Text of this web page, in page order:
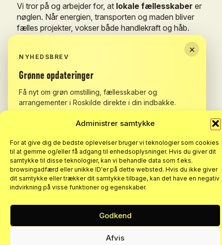
Administrer samtykke
For at give dig de bedste oplevelser bruger vi teknologier som cookies
til at gemme og/eller få adgang til enhedsoplysninger. Hvis du giver dit
samtykke til disse teknologier, kan vi behandle data som f.eks.
browsingadfærd eller unikke ID'er på dette websted. Hvis du ikke giver
dit samtykke eller trækker dit samtykke tilbage, kan det have en negativ
indvirkning på visse funktioner og egenskaber.
Godkend
Afvis
Vi tror på og arbejder for, at lokale fællesskaber er
nøglen. Når energien, transporten og maden bliver
fælles projekter, vokser både handlekraft og håb.
borgere
samarbejde at
Kommunen kan ikke gøre
ikke løfte opgaven uden rammer og støtte.
Men sammen kan vi vise, at klimaet starter lokalt
her i Roskilde.
og
her.
Andrelæserogså
SE FLERE ARTIKLER I VIDENSBANKEN
×
NYHEDSBREV
Grønneopdateringer
Få nyt om grøn omstilling, fællesskaber og
arrangementer i Roskilde direkte i din indbakke.
Tilmeld dig
Ved at tilmelde dig accepterer du vores